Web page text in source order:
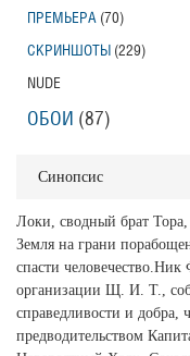
Синопсис
Локи, сводный брат Тора,
Земля на грани
спасти
организации Щ. И. Т.,
справедливости и добра,
предводительством
ПРЕМЬЕРА (70)
СКРИНШОТЫ (229)
NUDE
ОБОИ (87)